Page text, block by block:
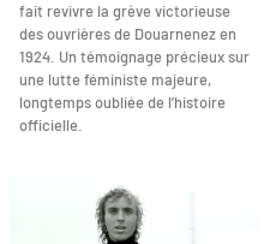
fait revivre la grève victorieuse
des ouvrières de Douarnenez en
1924. Un témoignage précieux sur
une lutte féministe majeure,
longtemps oubliée de l’histoire
officielle.